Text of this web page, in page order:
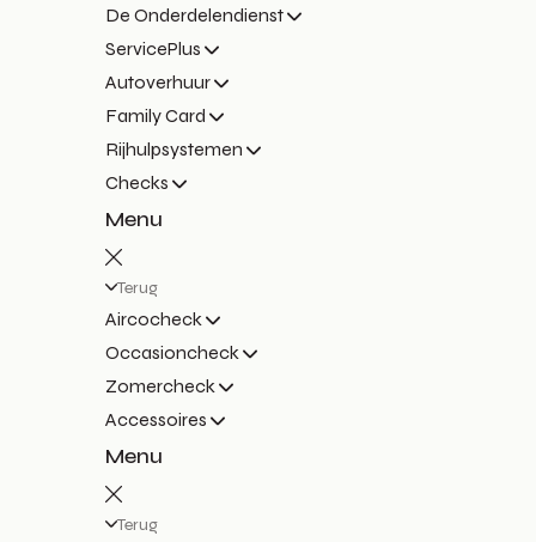
De Onderdelendienst
ServicePlus
Autoverhuur
Family Card
Rijhulpsystemen
Checks
Menu
Terug
Aircocheck
Occasioncheck
Zomercheck
Accessoires
Menu
Terug